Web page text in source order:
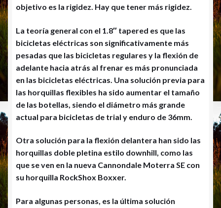
objetivo es la rigidez. Hay que tener más rigidez.
La teoría general con el 1.8″ tapered es que las
bicicletas eléctricas son significativamente más
pesadas que las bicicletas regulares y la flexión de
adelante hacia atrás al frenar es más pronunciada
en las bicicletas eléctricas. Una solución previa para
las horquillas flexibles ha sido aumentar el tamaño
de las botellas, siendo el diámetro más grande
actual para bicicletas de trial y enduro de 36mm.
Otra solución para la flexión delantera han sido las
horquillas doble pletina estilo downhill, como las
que se ven en la nueva Cannondale Moterra SE con
su horquilla RockShox Boxxer.
Para algunas personas, es la última solución